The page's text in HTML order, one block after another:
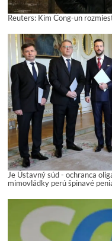
Reuters: Kim Čong-un
Je Ústavný súd - ochranca
mimovládky perú špinavé